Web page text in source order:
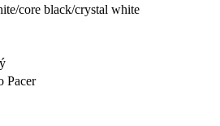
core black/crystal white
Pacer